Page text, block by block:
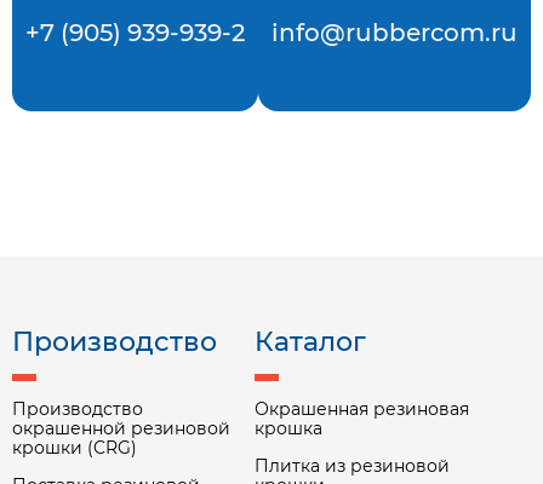
+7 (905) 939-939-2 info@rubbercom.ru
Производство
Производство
окрашенной резиновой
крошки (CRG)
Каталог
Окрашенная резиновая
крошка
Плитка из резиновой